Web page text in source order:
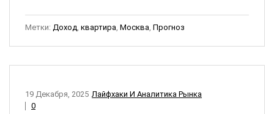
Метки: Доход квартира Москва Прогноз
Лайфхаки И Аналитика Рынка
19 Декабря, 2025
0